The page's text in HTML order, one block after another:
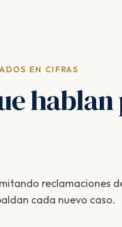
EN CIFRAS
reclamaciones
cada nuevo caso.